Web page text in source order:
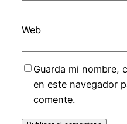
Web
Guarda mi nombre,
en este navegador
comente.